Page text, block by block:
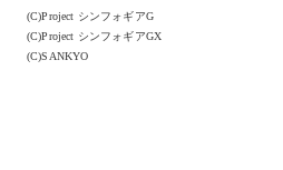
(C)Project シンフォギアG
(C)Project シンフォギアGX
(C)SANKYO